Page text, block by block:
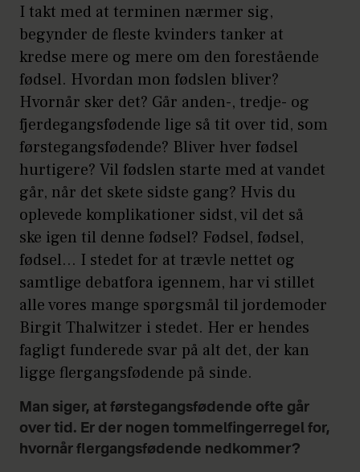
I takt med at terminen nærmer sig,
begynder de fleste kvinders tanker at
kredse mere og mere om den forestående
fødsel. Hvordan mon fødslen bliver?
Hvornår sker det? Går anden-, tredje- og
fjerdegangsfødende lige så tit over tid, som
førstegangsfødende? Bliver hver fødsel
hurtigere? Vil fødslen starte med at vandet
går, når det skete sidste gang? Hvis du
oplevede komplikationer sidst, vil det så
ske igen til denne fødsel? Fødsel, fødsel,
fødsel… I stedet for at trævle nettet og
samtlige debatfora igennem, har vi stillet
alle vores mange spørgsmål til jordemoder
Birgit Thalwitzer i stedet. Her er hendes
fagligt funderede svar på alt det, der kan
ligge flergangsfødende på sinde.
Man siger, at førstegangsfødende ofte går
over tid. Er der nogen tommelfingerregel for,
hvornår flergangsfødende nedkommer?